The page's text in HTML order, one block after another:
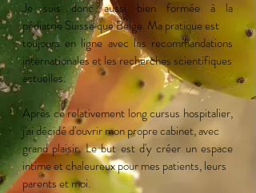
Je suis donc aussi bien formée à la
pédiatrie Suisse que Belge. Ma pratique est
toujours en ligne avec les recommandations
internationales et les recherches scientifiques
actuelles.
Après ce relativement long cursus hospitalier,
j'aidécidé d'ouvrir mon propre cabinet, avec
grand plaisir. Le but est d'y créer un espace
intime et chaleureuxpour mes patients, leurs
parents et moi.